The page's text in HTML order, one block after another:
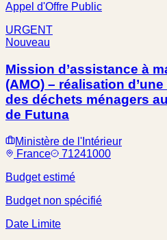
Appel d'Offre Public
URGENT
Nouveau
Mission d’assistance à
(AMO) – réalisation
des déchets ménagers
de Futuna
Ministère de l'Intérieur
France
71241000
Budget estimé
Budget non spécifié
Date Limite